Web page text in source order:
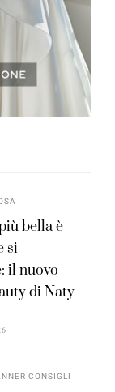
bella è
si
il nuovo
di Naty
CONSIGLI